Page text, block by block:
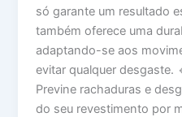
só garante um resultado
também oferece uma
adaptando-se aos
evitar qualquer desgaste.
Previne rachaduras e
do seu revestimento por